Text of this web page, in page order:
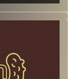
המערכת
דוד ופרופסור
קרדיט תמונות: